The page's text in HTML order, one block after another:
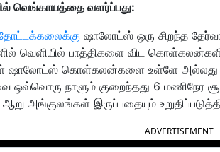
வெங்காயத்தை வளர்ப்பது:
ஷாலோட்ஸ் ஒரு சிறந்த
வெளியில் பாத்திகளை விட கொள்கலன்களில்
ஷாலோட்ஸ் கொள்கலன்களை உள்ளே அல்லது
ஒவ்வொரு நாளும் குறைந்தது 6 மணிநேர
ஆறு அங்குலங்கள் இருப்பதையும்
ADVERTISEMENT